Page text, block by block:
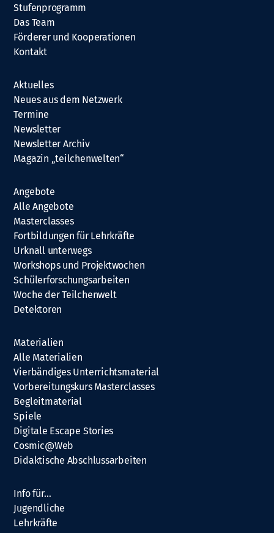
Stufenprogramm
Das Team
Förderer und Kooperationen
Kontakt
Aktuelles
Neues aus dem Netzwerk
Termine
Newsletter
Newsletter Archiv
Magazin „teilchenwelten“
Angebote
Alle Angebote
Masterclasses
Fortbildungen für Lehrkräfte
Urknall unterwegs
Workshops und Projektwochen
Schülerforschungsarbeiten
Woche der Teilchenwelt
Detektoren
Materialien
Alle Materialien
Vierbändiges Unterrichtsmaterial
Vorbereitungskurs Masterclasses
Begleitmaterial
Spiele
Digitale Escape Stories
Cosmic@Web
Didaktische Abschlussarbeiten
Info für…
Jugendliche
Lehrkräfte